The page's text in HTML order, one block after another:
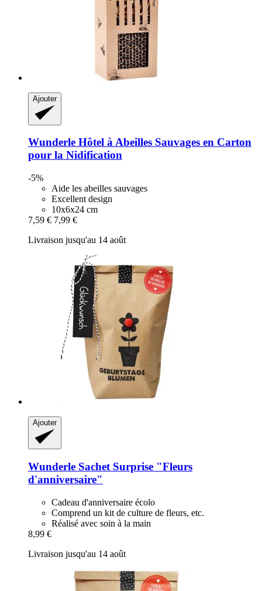
Ajouter
Wunderle Hôtel à Abeilles Sauvages en Carton
pour la Nidification
-5%
Aide les abeilles sauvages
Excellent design
10x6x24 cm
7,59 € 7,99 €
Livraison jusqu'au 14 août
Ajouter
Wunderle Sachet Surprise "Fleurs
d'anniversaire"
Cadeau d'anniversaire écolo
Comprend un kit de culture de fleurs, etc.
Réalisé avec soin à la main
8,99 €
Livraison jusqu'au 14 août